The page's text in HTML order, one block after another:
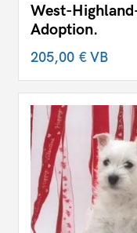
West-
Adoption.
205,00 €VB